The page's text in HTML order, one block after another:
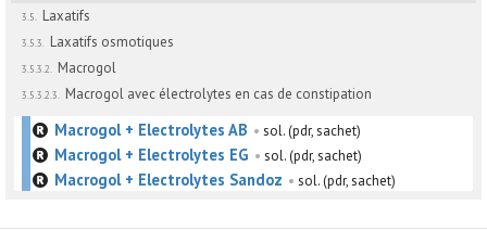
3.5. Laxatifs
3.5.3. Laxatifs osmotiques
3.5.3.2. Macrogol
3.5.3.2.3. Macrogol avec électrolytes en cas de constipation
Macrogol + Electrolytes AB • sol. (pdr, sachet)
Macrogol + Electrolytes EG • sol. (pdr, sachet)
Macrogol + Electrolytes Sandoz • sol. (pdr, sachet)